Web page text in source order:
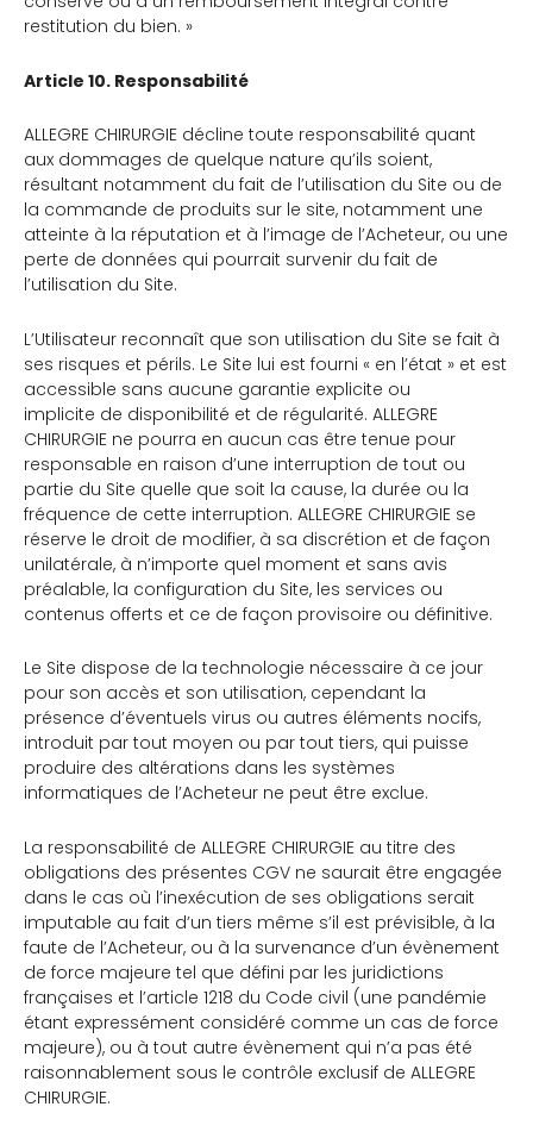
restitution du bien. »
Article 10. Responsabilité
ALLEGRE CHIRURGIE décline toute responsabilité quant
aux dommages de quelque nature qu’ils soient,
résultant notamment du fait de l’utilisation du Site ou de
la commande de produits sur le site, notamment une
atteinte à la réputation et à l’image de l’Acheteur, ou une
perte de données qui pourrait survenir du fait de
l’utilisation du Site.
L’Utilisateur reconnaît que son utilisation du Site se fait à
ses risques et périls. Le Site lui est fourni « en l’état » et est
accessible sans aucune garantie explicite ou
implicite de disponibilité et de régularité. ALLEGRE
CHIRURGIE ne pourra en aucun cas être tenue pour
responsable en raison d’une interruption de tout ou
partie du Site quelle que soit la cause, la durée ou la
fréquence de cette interruption. ALLEGRE CHIRURGIE se
réserve le droit de modifier, à sa discrétion et de façon
unilatérale, à n’importe quel moment et sans avis
préalable, la configuration du Site, les services ou
contenus offerts et ce de façon provisoire ou définitive.
Le Site dispose de la technologie nécessaire à ce jour
pour son accès et son utilisation, cependant la
présence d’éventuels virus ou autres éléments nocifs,
introduit par tout moyen ou par tout tiers, qui puisse
produire des altérations dans les systèmes
informatiques de l’Acheteur ne peut être exclue.
La responsabilité de ALLEGRE CHIRURGIE au titre des
obligations des présentes CGV ne saurait être engagée
dans le cas où l’inexécution de ses obligations serait
imputable au fait d’un tiers même s’il est prévisible, à la
faute de l’Acheteur, ou à la survenance d’un évènement
de force majeure tel que défini par les juridictions
françaises et l’article 1218 du Code civil (une pandémie
étant expressément considéré comme un cas de force
majeure), ou à tout autre évènement qui n’a pas été
raisonnablement sous le contrôle exclusif de ALLEGRE
CHIRURGIE.